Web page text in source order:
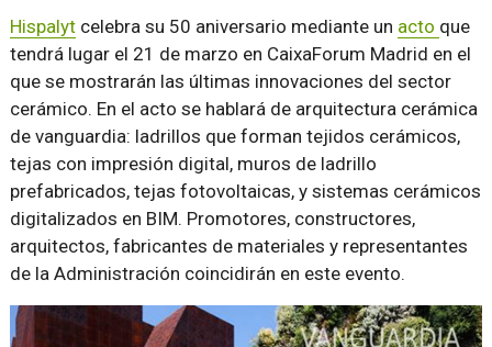
Hispalytcelebra su 50 aniversario mediante un acto que
tendrá lugar el 21 de marzo en CaixaForum Madrid en el
que se mostrarán las últimas innovaciones del sector
cerámico. En el acto se hablará de arquitectura cerámica
de vanguardia: ladrillos que forman tejidos cerámicos,
tejas con impresión digital, muros de ladrillo
prefabricados, tejas fotovoltaicas, y sistemas cerámicos
digitalizados en BIM. Promotores, constructores,
arquitectos, fabricantes de materiales y representantes
de la Administración coincidirán en este evento.